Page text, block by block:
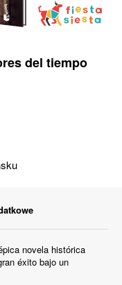
del tiempo
novela histórica
éxito bajo un